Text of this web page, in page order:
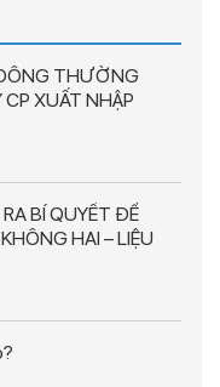
THƯỜNG
XUẤT NHẬP
BÍ QUYẾT ĐỂ
HAI – LIỆU